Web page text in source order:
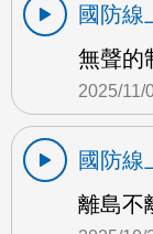
國防線
無聲的
2025/11/
國防線
離島不